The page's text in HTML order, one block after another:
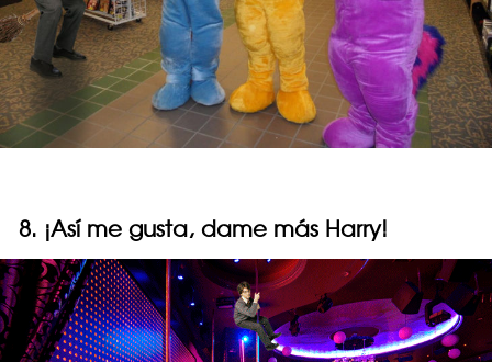
8. ¡Así me gusta, dame más Harry!